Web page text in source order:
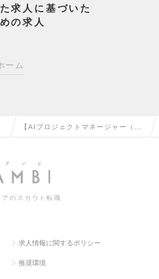
求人に基づいた
の求人
ーム
【AIプロジェクトマネージャー（ア
地域で事業展開するグローバル企業
のスカウト転職
求人情報に関するポリシー
推奨環境